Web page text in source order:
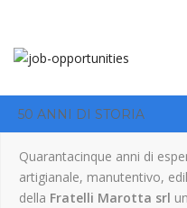
50 ANNI DI STORIA
Quarantacinque anni di
artigianale, manutentivo,
della Fratelli Marotta srl